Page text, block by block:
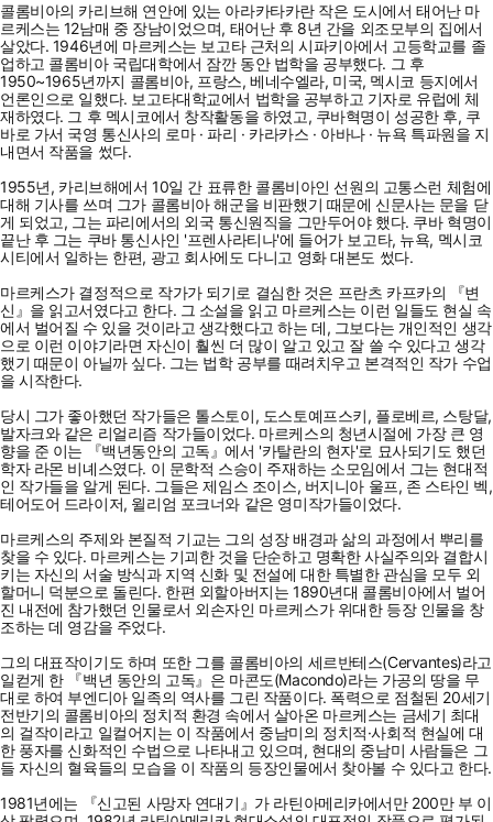
콜롬비아의 카리브해 연안에 있는 아라카타카란 작은 도시에서 태어난 마
르케스는 12남매 중 장남이었으며, 태어난 후 8년 간을 외조모부의 집에서
살았다. 1946년에 마르케스는 보고타 근처의 시파키아에서 고등학교를 졸
업하고 콜롬비아 국립대학에서 잠깐 동안 법학을 공부했다. 그 후
1950~1965년까지 콜롬비아, 프랑스, 베네수엘라, 미국, 멕시코 등지에서
언론인으로 일했다. 보고타대학교에서 법학을 공부하고 기자로 유럽에 체
재하였다. 그 후 멕시코에서 창작활동을 하였고, 쿠바혁명이 성공한 후, 쿠
바로 가서 국영 통신사의 로마 · 파리 · 카라카스 · 아바나 · 뉴욕 특파원을 지
내면서 작품을 썼다.
1955년, 카리브해에서 10일 간 표류한 콜롬비아인 선원의 고통스런 체험에
대해 기사를 쓰며 그가 콜롬비아 해군을 비판했기 때문에 신문사는 문을 닫
게 되었고, 그는 파리에서의 외국 통신원직을 그만두어야 했다. 쿠바 혁명이
끝난 후 그는 쿠바 통신사인 '프렌사라티나'에 들어가 보고타, 뉴욕, 멕시코
시티에서 일하는 한편, 광고 회사에도 다니고 영화 대본도 썼다.
마르케스가 결정적으로 작가가 되기로 결심한 것은 프란츠 카프카의 『변
신』을 읽고서였다고 한다. 그 소설을 읽고 마르케스는 이런 일들도 현실 속
에서 벌어질 수 있을 것이라고 생각했다고 하는 데, 그보다는 개인적인 생각
으로 이런 이야기라면 자신이 훨씬 더 많이 알고 있고 잘 쓸 수 있다고 생각
했기 때문이 아닐까 싶다. 그는 법학 공부를 때려치우고 본격적인 작가 수업
을 시작한다.
당시 그가 좋아했던 작가들은 톨스토이, 도스토예프스키, 플로베르, 스탕달,
발자크와 같은 리얼리즘 작가들이었다. 마르케스의 청년시절에 가장 큰 영
향을 준 이는 『백년동안의 고독』에서 '카탈란의 현자'로 묘사되기도 했던
학자 라몬 비녜스였다. 이 문학적 스승이 주재하는 소모임에서 그는 현대적
인 작가들을 알게 된다. 그들은 제임스 조이스, 버지니아 울프, 존 스타인 벡,
테어도어 드라이저, 윌리엄 포크너와 같은 영미작가들이었다.
마르케스의 주제와 본질적 기교는 그의 성장 배경과 삶의 과정에서 뿌리를
찾을 수 있다. 마르케스는 기괴한 것을 단순하고 명확한 사실주의와 결합시
키는 자신의 서술 방식과 지역 신화 및 전설에 대한 특별한 관심을 모두 외
할머니 덕분으로 돌린다. 한편 외할아버지는 1890년대 콜롬비아에서 벌어
진 내전에 참가했던 인물로서 외손자인 마르케스가 위대한 등장 인물을 창
조하는 데 영감을 주었다.
그의 대표작이기도 하며 또한 그를 콜롬비아의 세르반테스(Cervantes)라고
일컫게 한 『백년 동안의 고독』은 마콘도(Macondo)라는 가공의 땅을 무
대로 하여 부엔디아 일족의 역사를 그린 작품이다. 폭력으로 점철된 20세기
전반기의 콜롬비아의 정치적 환경 속에서 살아온 마르케스는 금세기 최대
의 걸작이라고 일컬어지는 이 작품에서 중남미의 정치적·사회적 현실에 대
한 풍자를 신화적인 수법으로 나타내고 있으며, 현대의 중남미 사람들은 그
들 자신의 혈육들의 모습을 이 작품의 등장인물에서 찾아볼 수 있다고 한다.
1981년에는 『신고된 사망자 연대기』가 라틴아메리카에서만 200만 부 이